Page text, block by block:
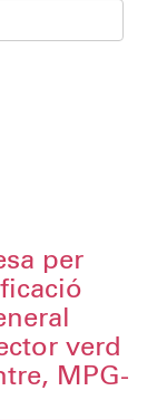
per
verd
MPG-